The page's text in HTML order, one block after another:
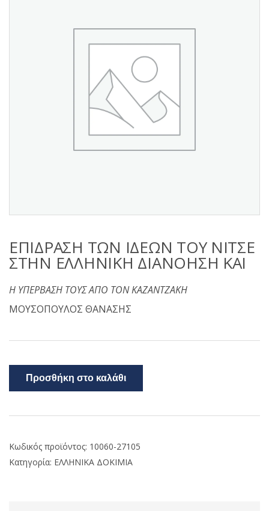
ΕΠΙΔΡΑΣΗ ΤΩΝ ΙΔΕΩΝ ΤΟΥ ΝΙΤΣΕ
ΣΤΗΝ ΕΛΛΗΝΙΚΗ ΔΙΑΝΟΗΣΗ ΚΑΙ
Η ΥΠΕΡΒΑΣΗ ΤΟΥΣ ΑΠΟ ΤΟΝ ΚΑΖΑΝΤΖΑΚΗ
ΜΟΥΣΟΠΟΥΛΟΣ ΘΑΝΑΣΗΣ
Προσθήκη στο καλάθι
Κωδικός προϊόντος: 10060-27105
Κατηγορία: ΕΛΛΗΝΙΚΑ ΔΟΚΙΜΙΑ